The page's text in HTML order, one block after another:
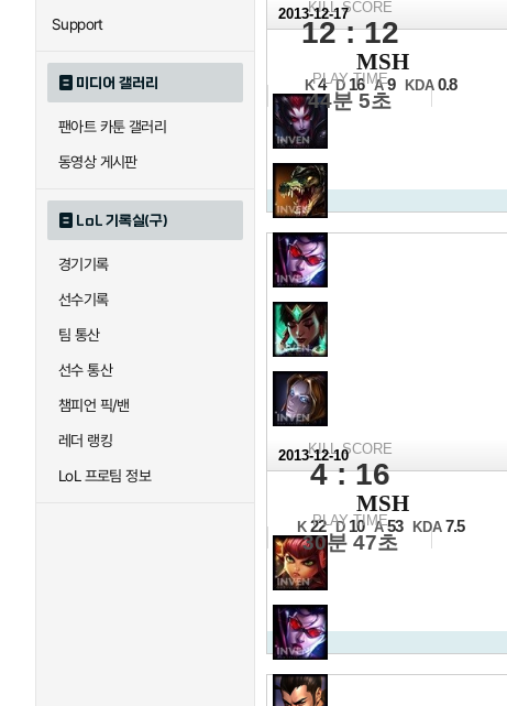
Support
미디어 갤러리
팬아트 카툰 갤러리
동영상 게시판
LoL 기록실(구)
경기기록
선수기록
팀 통산
선수 통산
챔피언 픽/밴
레더 랭킹
LoL 프로팀 정보
KILL SCORE
12 : 12
PLAY TIME
44분 5초
2013-12-17
16강 C조 진출전 1세트
MSH
K 4 D 16 A 9 KDA 0.8
KILL SCORE
4 : 16
PLAY TIME
30분 47초
2013-12-10
16강 C조 2일차 3경기
MSH
K 22 D 10 A 53 KDA 7.5